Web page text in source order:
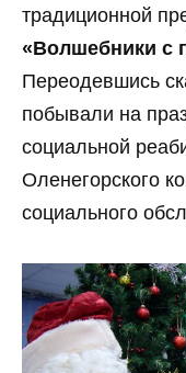
традиционной
«Волшебники с
Переодевшись
побывали на
социальной
Оленегорского
социального